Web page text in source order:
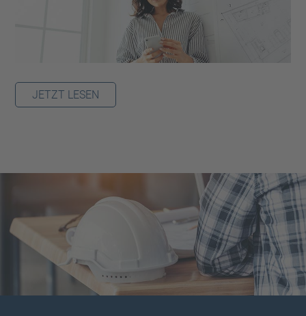
JETZT LESEN